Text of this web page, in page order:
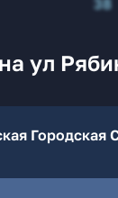
38
ул
Городская